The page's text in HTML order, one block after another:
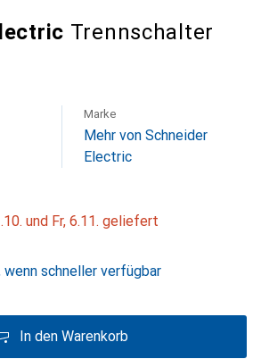
Trennschalter
Marke
Mehr von Schneider
Electric
und Fr, 6.11. geliefert
wenn schneller verfügbar
In den Warenkorb